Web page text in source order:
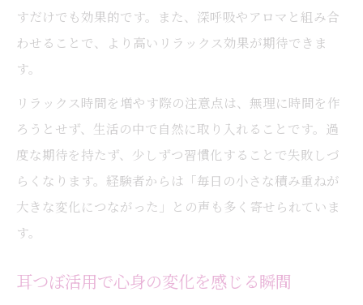
すだけでも効果的です。また、深呼吸やアロマと組み合
わせることで、より高いリラックス効果が期待できま
す。
リラックス時間を増やす際の注意点は、無理に時間を作
ろうとせず、生活の中で自然に取り入れることです。過
度な期待を持たず、少しずつ習慣化することで失敗しづ
らくなります。経験者からは「毎日の小さな積み重ねが
大きな変化につながった」との声も多く寄せられていま
す。
耳つぼ活用で心身の変化を感じる瞬間